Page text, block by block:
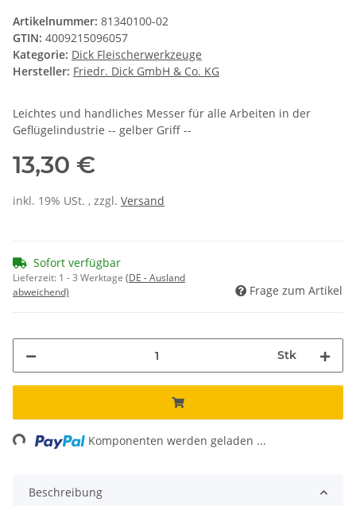
Artikelnummer: 81340100-02
GTIN: 4009215096057
Kategorie: Dick Fleischerwerkzeuge
Hersteller: Friedr. Dick GmbH & Co. KG
Leichtes und handliches Messer für alle Arbeiten in der
Geflügelindustrie -- gelber Griff --
13,30 €
inkl. 19% USt. , zzgl. Versand
Sofort verfügbar
Lieferzeit: 1 - 3 Werktage (DE - Ausland
abweichend)
Frage zum Artikel
Stk
Komponenten werden geladen ...
Beschreibung